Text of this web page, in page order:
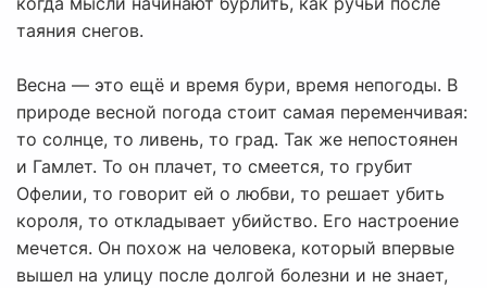
таяния снегов.
Весна — это ещё и время бури, время непогоды. В
природе весной погода стоит самая переменчивая:
то солнце, то ливень, то град. Так же непостоянен
и Гамлет. То он плачет, то смеется, то грубит
Офелии, то говорит ей о любви, то решает убить
короля, то откладывает убийство. Его настроение
мечется. Он похож на человека, который впервые
вышел на улицу после долгой болезни и не знает,